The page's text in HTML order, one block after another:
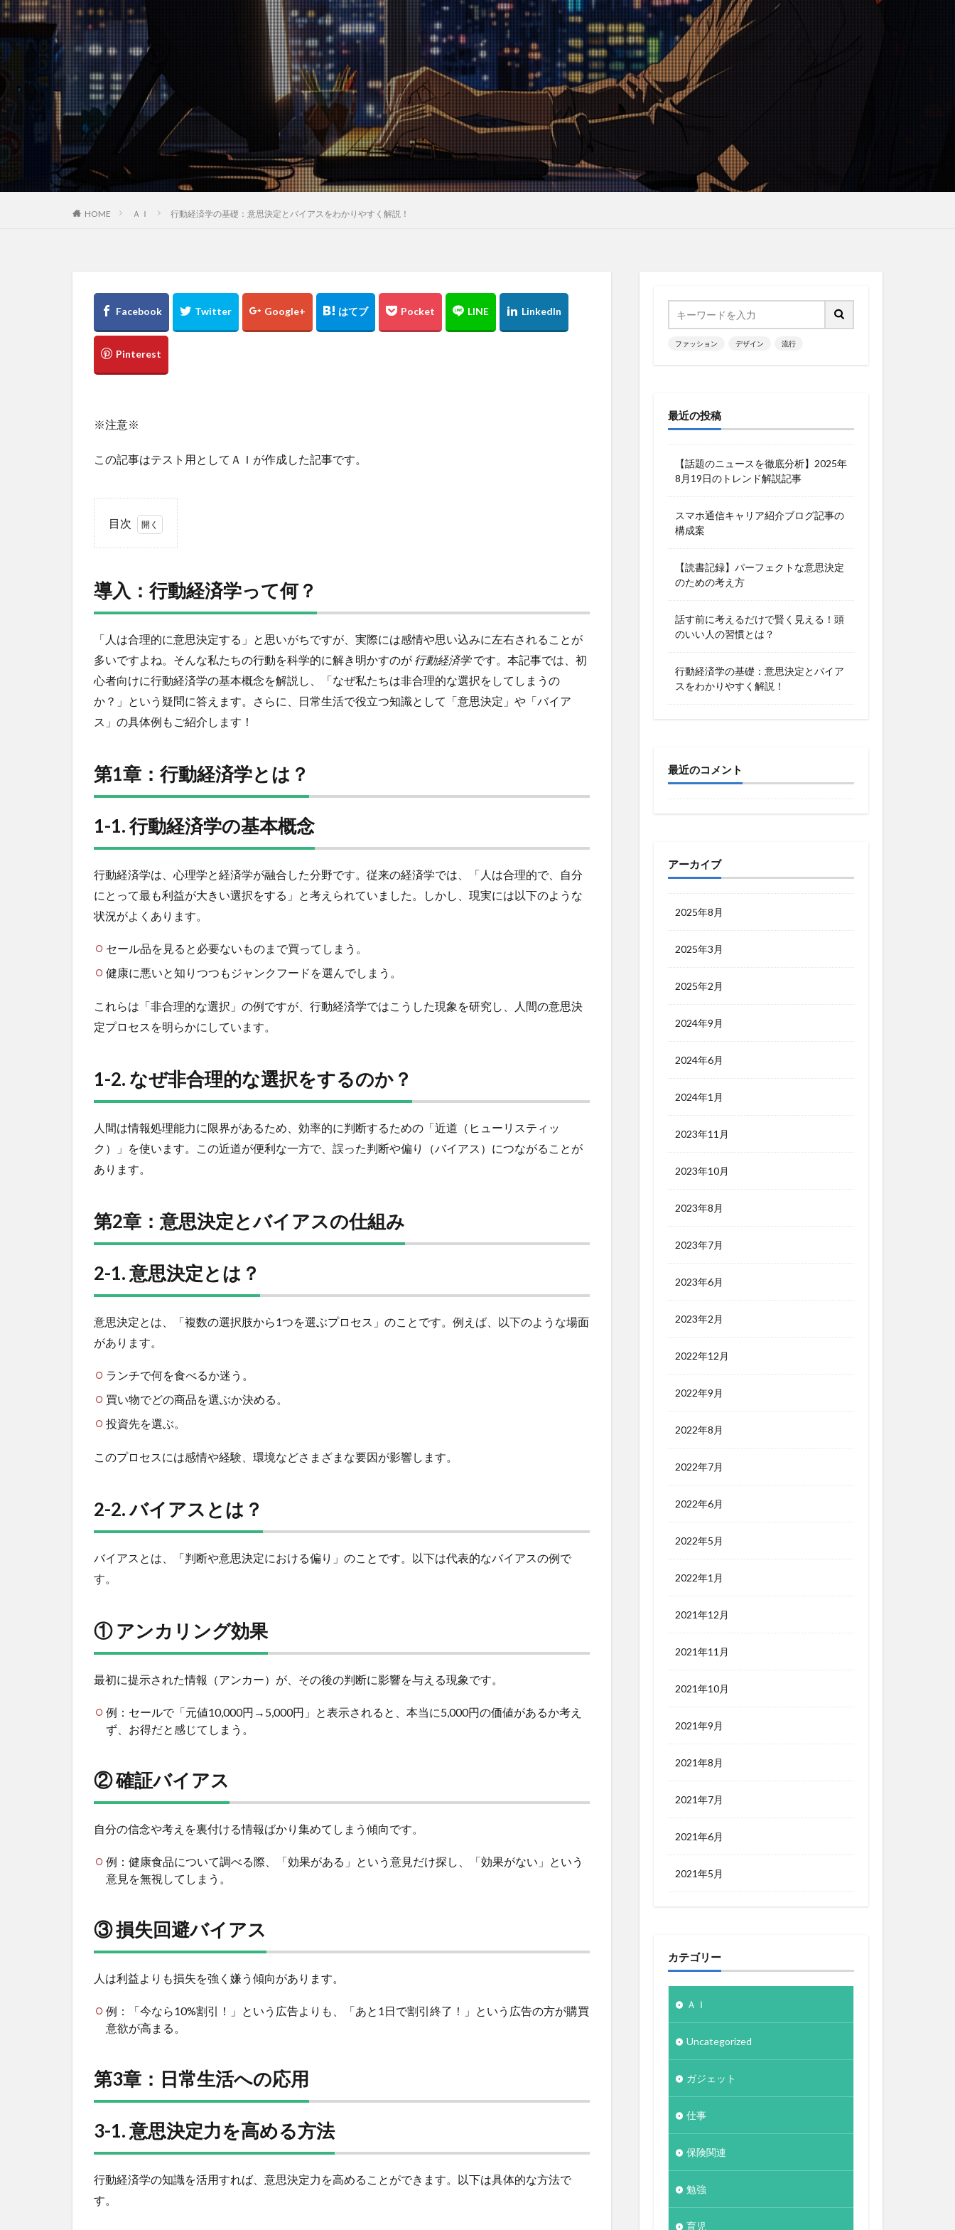
HOME ＡＩ 行動経済学の基礎：意思決定とバイアスをわかりやすく解説！
※注意※
この記事はテスト用としてＡＩが作成した記事です。
目次
行動
て
何？
2
章：
行動
は？
行
動
経
学
の
基
念
4
なぜ
非合
択を
する
の
第2
章：
とバ
イア
スの
み
2-1.
決定
は？
7
2-2.
アス
と
8
ア
カ
リ
効
果
②
証
バ
ス
失回
イア
ス
章：
日常
への
応用
12
3-1.
力を
高め
る方
ンカ
グ効
導入：行動経済学って何？
「人は合理的に意思決定する」と思いがちですが、実際には感情や思い込みに左右されることが
多いですよね。そんな私たちの行動を科学的に解き明かすのが 行動経済学です。本記事では、初
心者向けに行動経済学の基本概念を解説し、「なぜ私たちは非合理的な選択をしてしまうの
か？」という疑問に答えます。さらに、日常生活で役立つ知識として「意思決定」や「バイア
ス」の具体例もご紹介します！
第1章：行動経済学とは？
1-1. 行動経済学の基本概念
行動経済学は、心理学と経済学が融合した分野です。従来の経済学では、「人は合理的で、自分
にとって最も利益が大きい選択をする」と考えられていました。しかし、現実には以下のような
状況がよくあります。
セール品を見ると必要ないものまで買ってしまう。
健康に悪いと知りつつもジャンクフードを選んでしまう。
これらは「非合理的な選択」の例ですが、行動経済学ではこうした現象を研究し、人間の意思決
定プロセスを明らかにしています。
1-2. なぜ非合理的な選択をするのか？
人間は情報処理能力に限界があるため、効率的に判断するための「近道（ヒューリスティッ
ク）」を使います。この近道が便利な一方で、誤った判断や偏り（バイアス）につながることが
あります。
第2章：意思決定とバイアスの仕組み
2-1. 意思決定とは？
意思決定とは、「複数の選択肢から1つを選ぶプロセス」のことです。例えば、以下のような場面
があります。
ランチで何を食べるか迷う。
買い物でどの商品を選ぶか決める。
投資先を選ぶ。
このプロセスには感情や経験、環境などさまざまな要因が影響します。
2-2. バイアスとは？
バイアスとは、「判断や意思決定における偏り」のことです。以下は代表的なバイアスの例で
す。
① アンカリング効果
最初に提示された情報（アンカー）が、その後の判断に影響を与える現象です。
例：セールで「元値10,000円→5,000円」と表示されると、本当に5,000円の価値があるか考え
ず、お得だと感じてしまう。
② 確証バイアス
自分の信念や考えを裏付ける情報ばかり集めてしまう傾向です。
例：健康食品について調べる際、「効果がある」という意見だけ探し、「効果がない」という
意見を無視してしまう。
③ 損失回避バイアス
人は利益よりも損失を強く嫌う傾向があります。
例：「今なら10%割引！」という広告よりも、「あと1日で割引終了！」という広告の方が購買
意欲が高まる。
第3章：日常生活への応用
3-1. 意思決定力を高める方法
行動経済学の知識を活用すれば、意思決定力を高めることができます。以下は具体的な方法で
す。
ファッション デザイン 流行
最近の投稿
【話題のニュースを徹底分析】2025年
8月19日のトレンド解説記事
スマホ通信キャリア紹介ブログ記事の
構成案
【読書記録】パーフェクトな意思決定
のための考え方
話す前に考えるだけで賢く見える！頭
のいい人の習慣とは？
行動経済学の基礎：意思決定とバイア
スをわかりやすく解説！
最近のコメント
アーカイブ
2025年8月
2025年3月
2025年2月
2024年9月
2024年6月
2024年1月
2023年11月
2023年10月
2023年8月
2023年7月
2023年6月
2023年2月
2022年12月
2022年9月
2022年8月
2022年7月
2022年6月
2022年5月
2022年1月
2021年12月
2021年11月
2021年10月
2021年9月
2021年8月
2021年7月
2021年6月
2021年5月
カテゴリー
ＡＩ
Uncategorized
ガジェット
仕事
保険関連
勉強
育児